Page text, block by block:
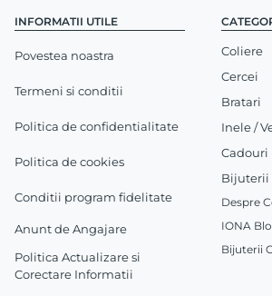
INFORMATII UTILE
Povestea noastra
Termeni si conditii
Politica de confidentialitate
Politica de cookies
Conditii program fidelitate
Anunt de Angajare
Politica Actualizare si
Corectare Informatii
Coliere
Cercei
Bratari
Inele /
Cadouri
Bijuterii
Despre
IONA
Bijuterii